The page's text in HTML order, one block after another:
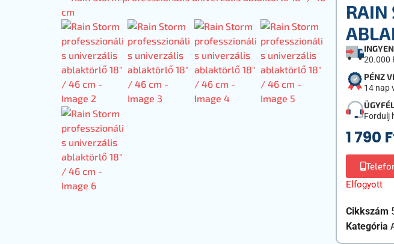
RAIN
20.000
PÉNZ
14 nap
Fordulj
1 790
Elfogyott
Cikkszám
Kategória